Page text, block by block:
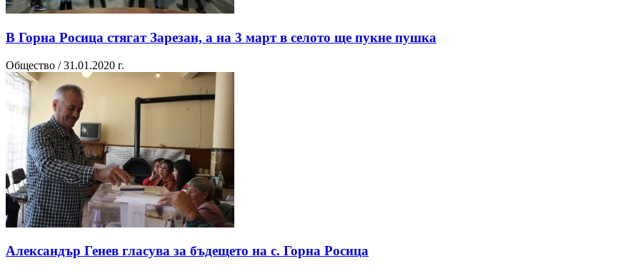
В Горна Росица стягат Зарезан, а на 3 март в селото ще пукне пушка
Общество / 31.01.2020 г.
Александър Генев гласува за бъдещето на с. Горна Росица